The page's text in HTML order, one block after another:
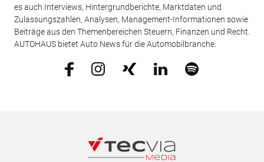
es auch Interviews, Hintergrundberichte, Marktdaten und
Zulassungszahlen, Analysen, Management-Informationen sowie
Beiträge aus den Themenbereichen Steuern, Finanzen und Recht.
AUTOHAUS bietet Auto News für die Automobilbranche.